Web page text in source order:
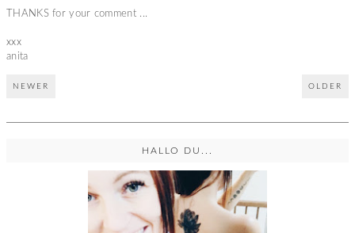
THANKS for your comment ...
xxx
anita
NEWER OLDER
HALLO DU...